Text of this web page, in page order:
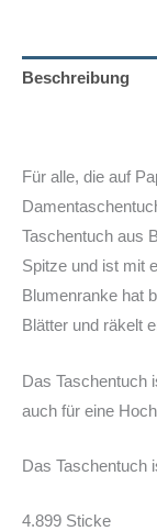
Beschreibung
Für alle, die auf
Taschentuch aus
Spitze und ist mit
Blumenranke hat
Blätter und räkelt
Das Taschentuch
auch für eine
Das Taschentuch
4.899 Sticke